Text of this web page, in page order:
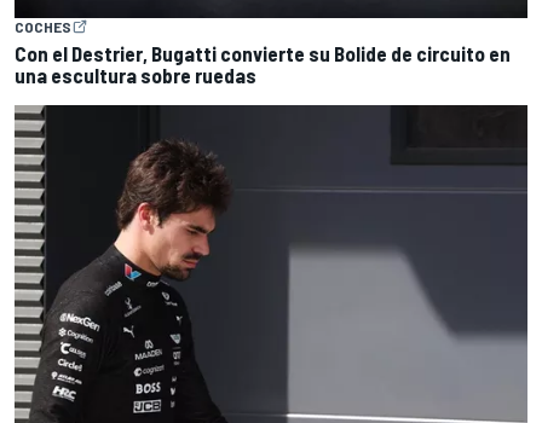
COCHES
Con el Destrier, Bugatti convierte su Bolide de circuito en
una escultura sobre ruedas